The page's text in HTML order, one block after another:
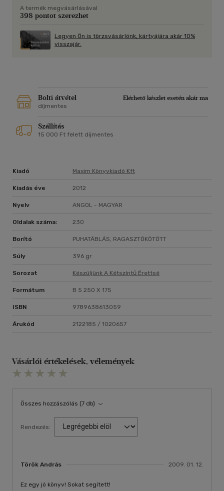
leggyakrabban használt szavakat és kifejezéseket is
tartalmazza. A fejezetek tetszés szerinti sorrendben
egyszerűek és elgondolkodtatóbbak egyaránt megtalálhatók
közöttük, így a könyv valamennyi vizsgaszinten (alap-,
A termék megvásárlásával
398 pontot szerezhet
Legyen Ön is törzsvásárlónk, kártyájára akár 10%
visszajár.
Bolti átvétel
Elérhető készlet esetén akár ma
díjmentes
Szállítás
15 000 Ft felett díjmentes
Kiadó Maxim Könyvkiadó Kft
Kiadás éve 2012
Nyelv ANGOL - MAGYAR
Oldalak száma: 230
Borító PUHATÁBLÁS, RAGASZTÓKÖTÖTT
Súly 396 gr
Sorozat Készüljünk A Kétszíntű Érettsé
Formátum B 5 250 X 175
ISBN 9789638613059
Árukód 2122185 / 1020657
Vásárlói értékelések, vélemények
Összes hozzászólás (7 db)
Rendezés:
Török András 2009. 01. 12.
Ez egy jó könyv! Sokat segített!